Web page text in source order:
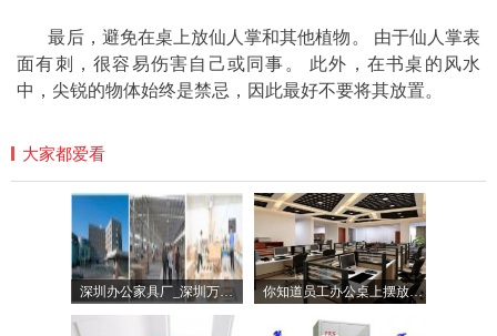
最后，避免在桌上放仙人掌和其他植物。 由于仙人掌表
面有刺，很容易伤害自己或同事。 此外，在书桌的风水
中，尖锐的物体始终是禁忌，因此最好不要将其放置。
大家都爱看
深圳办公家具厂_深圳万众国际家具有限公司 你知道员工办公桌上摆放的禁忌吗？